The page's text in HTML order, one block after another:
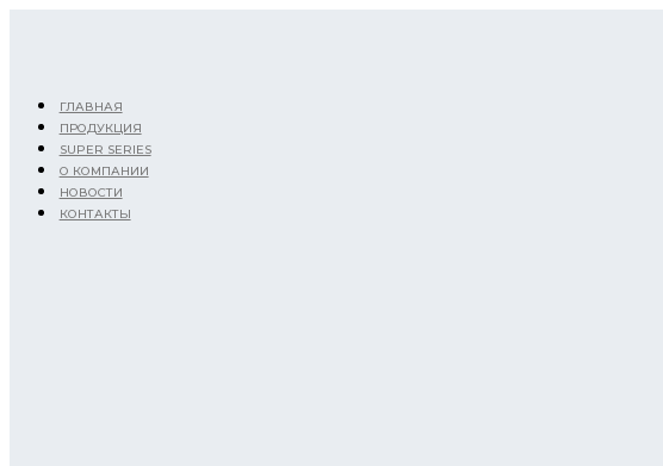
ГЛАВНАЯ
ПРОДУКЦИЯ
SUPER SERIES
О КОМПАНИИ
НОВОСТИ
КОНТАКТЫ